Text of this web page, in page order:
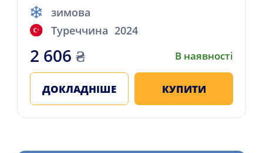
зимова
Туреччина 2024
2 606 ₴ В наявності
ДОКЛАДНІШЕ КУПИТИ